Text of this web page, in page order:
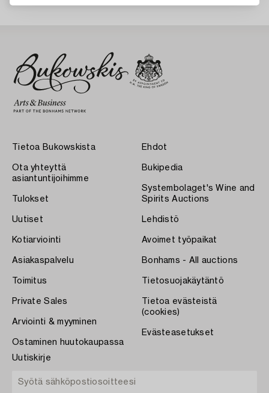
Tietoa Bukowskista
Ota yhteyttä
asiantuntijoihimme
Tulokset
Uutiset
Kotiarviointi
Asiakaspalvelu
Toimitus
Private Sales
Arviointi & myyminen
Ostaminen huutokaupassa
Ehdot
Bukipedia
Systembolaget's Wine and
Spirits Auctions
Lehdistö
Avoimet työpaikat
Bonhams - All auctions
Tietosuojakäytäntö
Tietoa evästeistä
(cookies)
Evästeasetukset
Uutiskirje